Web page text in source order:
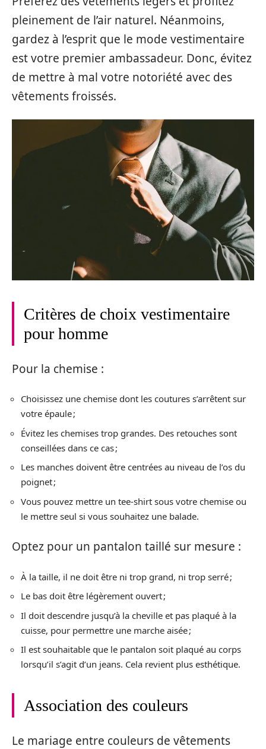
pleinement de l’air naturel. Néanmoins,
gardez à l’esprit que le mode vestimentaire
est votre premier ambassadeur. Donc, évitez
de mettre à mal votre notoriété avec des
vêtements froissés.
Critères de choix vestimentaire
pour homme
Pour la chemise :
Choisissez une chemise dont les coutures s’arrêtent sur
votre épaule ;
Évitez les chemises trop grandes. Des retouches sont
conseillées dans ce cas ;
Les manches doivent être centrées au niveau de l’os du
poignet ;
Vous pouvez mettre un tee-shirt sous votre chemise ou
le mettre seul si vous souhaitez une balade.
Optez pour un pantalon taillé sur mesure :
À la taille, il ne doit être ni trop grand, ni trop serré ;
Le bas doit être légèrement ouvert ;
Il doit descendre jusqu’à la cheville et pas plaqué à la
cuisse, pour permettre une marche aisée ;
Il est souhaitable que le pantalon soit plaqué au corps
lorsqu’il s’agit d’un jeans. Cela revient plus esthétique.
Association des couleurs
Le mariage entre couleurs de vêtements